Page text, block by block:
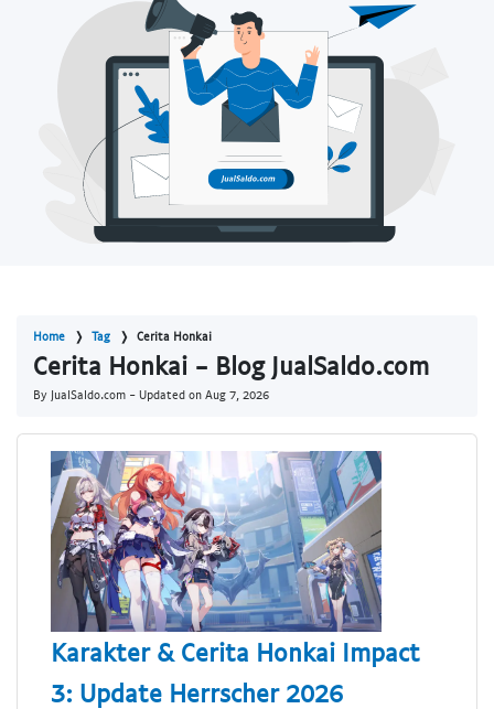
Home Tag Cerita Honkai
Cerita Honkai - Blog JualSaldo.com
By JualSaldo.com - Updated on Aug 7, 2026
Karakter & Cerita Honkai Impact
3: Update Herrscher 2026